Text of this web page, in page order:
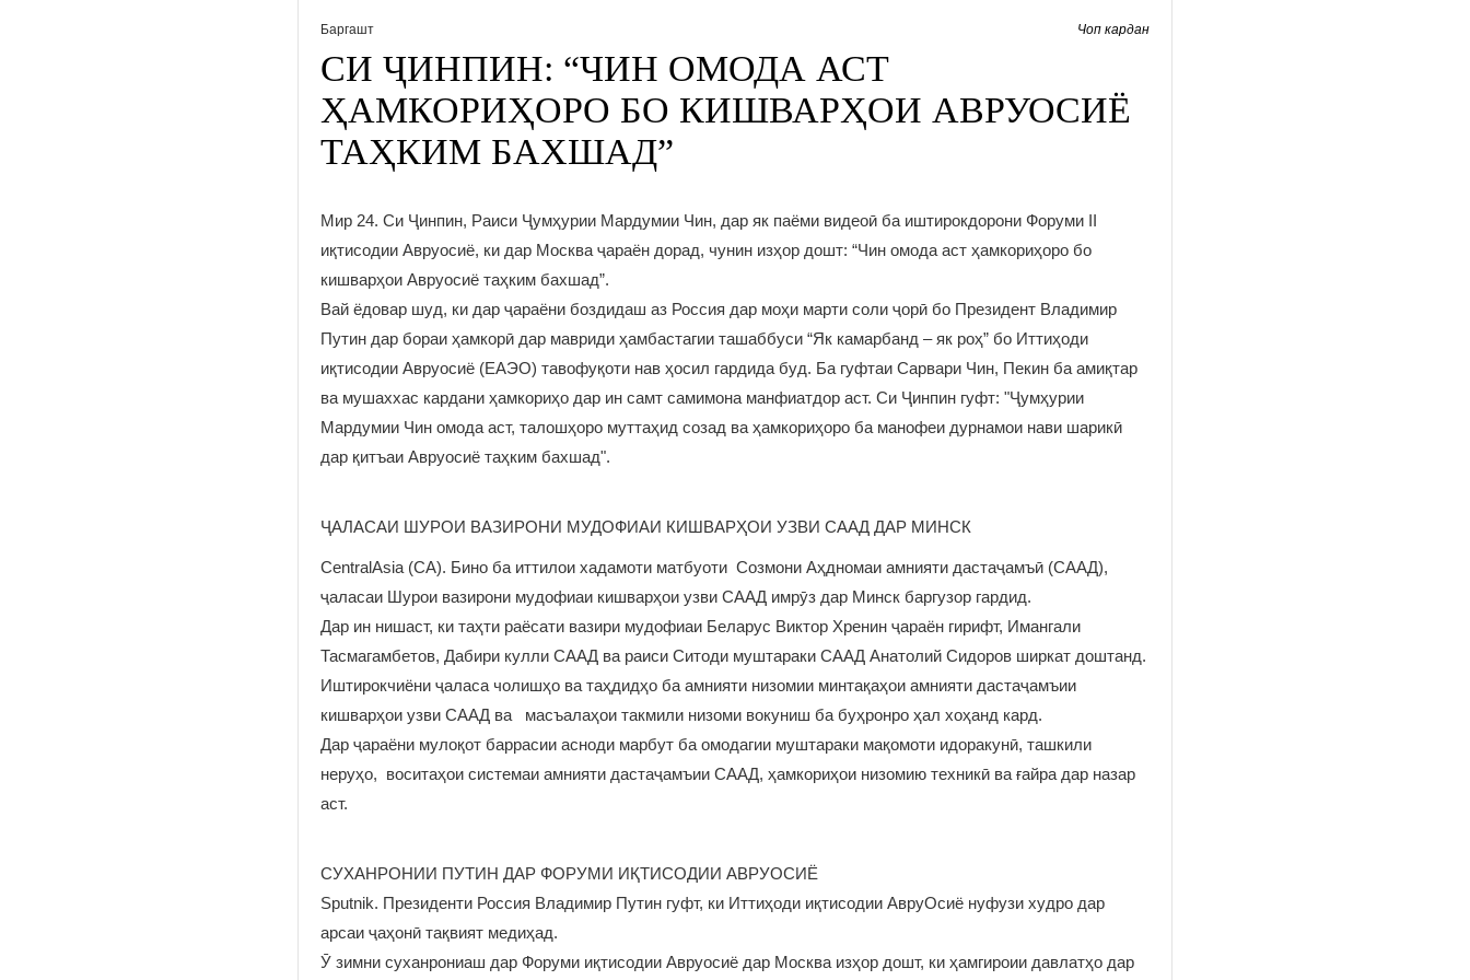
Баргашт Чоп кардан
СИ ҶИНПИН: “ЧИН ОМОДА АСТ
ҲАМКОРИҲОРО БО КИШВАРҲОИ АВРУОСИЁ
ТАҲКИМ БАХШАД”
Мир 24. Си Ҷинпин, Раиси Ҷумҳурии Мардумии Чин, дар як паёми видеоӣ ба иштирокдорони Форуми II
иқтисодии Авруосиё, ки дар Москва ҷараён дорад, чунин изҳор дошт: “Чин омода аст ҳамкориҳоро бо
кишварҳои Авруосиё таҳким бахшад”.
Вай ёдовар шуд, ки дар ҷараёни боздидаш аз Россия дар моҳи марти соли ҷорӣ бо Президент Владимир
Путин дар бораи ҳамкорӣ дар мавриди ҳамбастагии ташаббуси “Як камарбанд – як роҳ” бо Иттиҳоди
иқтисодии Авруосиё (ЕАЭО) тавофуқоти нав ҳосил гардида буд. Ба гуфтаи Сарвари Чин, Пекин ба амиқтар
ва мушаххас кардани ҳамкориҳо дар ин самт самимона манфиатдор аст. Си Ҷинпин гуфт: "Ҷумҳурии
Мардумии Чин омода аст, талошҳоро муттаҳид созад ва ҳамкориҳоро ба манофеи дурнамои нави шарикӣ
дар қитъаи Авруосиё таҳким бахшад".
ҶАЛАСАИ ШУРОИ ВАЗИРОНИ МУДОФИАИ КИШВАРҲОИ УЗВИ СААД ДАР МИНСК
CentralAsia (CA). Бино ба иттилои хадамоти матбуоти Созмони Аҳдномаи амнияти дастаҷамъӣ (СААД),
ҷаласаи Шурои вазирони мудофиаи кишварҳои узви СААД имрӯз дар Минск баргузор гардид.
Дар ин нишаст, ки таҳти раёсати вазири мудофиаи Беларус Виктор Хренин ҷараён гирифт, Имангали
Тасмагамбетов, Дабири кулли СААД ва раиси Ситоди муштараки СААД Анатолий Сидоров ширкат доштанд.
Иштирокчиёни ҷаласа чолишҳо ва таҳдидҳо ба амнияти низомии минтақаҳои амнияти дастаҷамъии
кишварҳои узви СААД ва масъалаҳои такмили низоми вокуниш ба буҳронро ҳал хоҳанд кард.
Дар ҷараёни мулоқот баррасии асноди марбут ба омодагии муштараки мақомоти идоракунӣ, ташкили
неруҳо, воситаҳои системаи амнияти дастаҷамъии СААД, ҳамкориҳои низомию техникӣ ва ғайра дар назар
аст.
СУХАНРОНИИ ПУТИН ДАР ФОРУМИ ИҚТИСОДИИ АВРУОСИЁ
Sputnik. Президенти Россия Владимир Путин гуфт, ки Иттиҳоди иқтисодии АвруОсиё нуфузи худро дар
арсаи ҷаҳонӣ тақвият медиҳад.
Ӯ зимни суханрониаш дар Форуми иқтисодии Авруосиё дар Москва изҳор дошт, ки ҳамгироии давлатҳо дар